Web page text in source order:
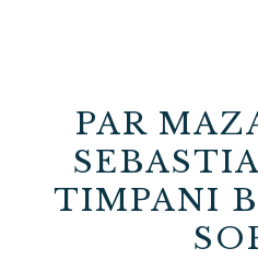
PAR
TIMPANI